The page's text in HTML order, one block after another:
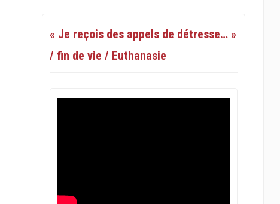
« Je reçois des appels de détresse… »
/ fin de vie / Euthanasie